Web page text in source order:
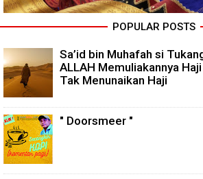
POPULAR POSTS
Sa’id bin Muhafah si
ALLAH Memuliakannya
Tak Menunaikan Haji
" Doorsmeer "